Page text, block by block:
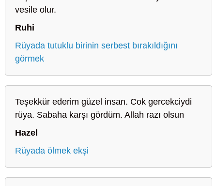
vesile olur.
Ruhi
Rüyada tutuklu birinin serbest bırakıldığını
görmek
Teşekkür ederim güzel insan. Cok gercekciydi
rüya. Sabaha karşı gördüm. Allah razı olsun
Hazel
Rüyada ölmek ekşi